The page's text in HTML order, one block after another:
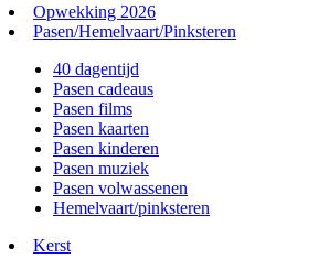
Opwekking 2026
Pasen/Hemelvaart/Pinksteren
40 dagentijd
Pasen cadeaus
Pasen films
Pasen kaarten
Pasen kinderen
Pasen muziek
Pasen volwassenen
Hemelvaart/pinksteren
Kerst